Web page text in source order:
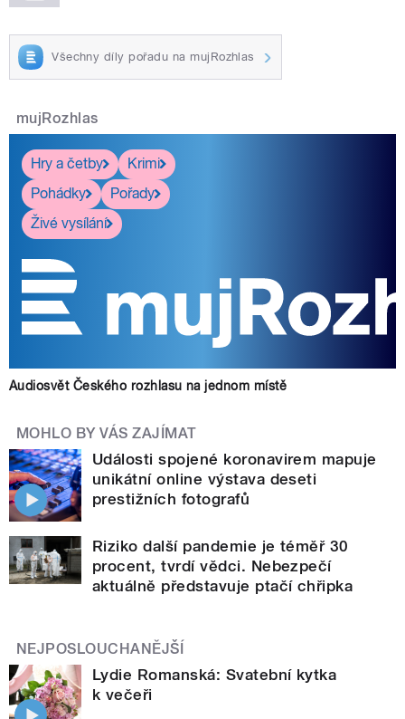
Všechny díly pořadu na mujRozhlas
mujRozhlas
Hry a četby
Krimi
Pohádky
Pořady
Živé vysílání
Audiosvět Českého rozhlasu na jednom místě
MOHLO BY VÁS ZAJÍMAT
Události spojené koronavirem mapuje
unikátní online výstava deseti
prestižních fotografů
Riziko další pandemie je téměř 30
procent, tvrdí vědci. Nebezpečí
aktuálně představuje ptačí chřipka
NEJPOSLOUCHANĚJŠÍ
Lydie Romanská: Svatební kytka
k večeři